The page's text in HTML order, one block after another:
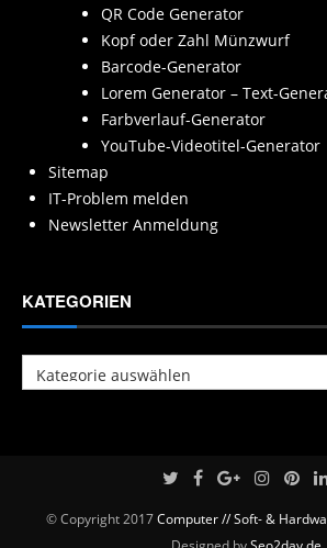
QR Code Generator
Kopf oder Zahl Münzwurf
Barcode-Generator
Lorem Generator – Text-
Farbverlauf-Generator
YouTube-Videotitel-Generator
Sitemap
IT-Problem melden
Newsletter Anmeldung
KATEGORIEN
Kategorien
© Copyright 2017Computer // Soft- &